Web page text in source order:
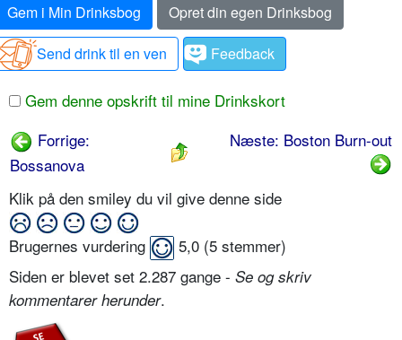
Gem i Min Drinksbog
Opret din egen Drinksbog
Send drink til en ven
Feedback
Gem denne opskrift til mine Drinkskort
Forrige:
Bossanova
Næste: Boston Burn-out
Klik på den smiley du vil give denne side
Brugernes vurdering 5,0 (5 stemmer)
Siden er blevet set 2.287 gange - Se og skriv
kommentarer herunder.